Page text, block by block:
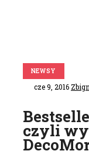
NEWSY
cze 9, 2016
czyli